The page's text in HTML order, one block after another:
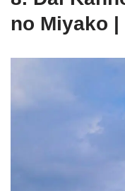
no Miyako |